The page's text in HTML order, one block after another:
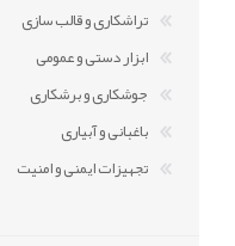
تراشکاری و قالب سازی
ابزار دستی و عمومی
جوشکاری و برشکاری
باغبانی و آبیاری
تجهیزات ایمنی و امنیت